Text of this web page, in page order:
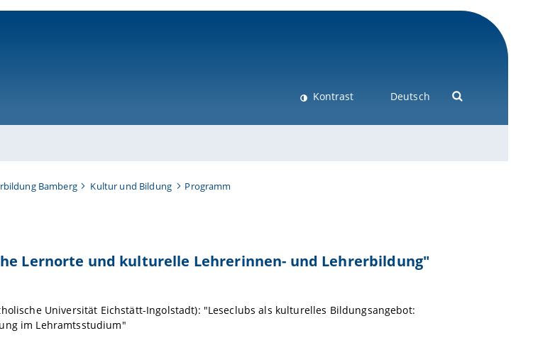
Kontrast Deutsch
Bamberg Kultur und Bildung Programm
Lernorte und kulturelle Lehrerinnen- und Lehrerbildung"
Universität Eichstätt-Ingolstadt): "Leseclubs als kulturelles Bildungsangebot:
im Lehramtsstudium"